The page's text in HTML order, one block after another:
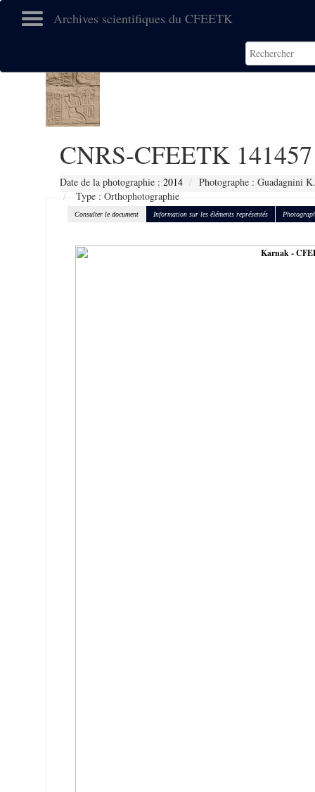
Archives scientifiques du CFEETK
CNRS-CFEETK 141457
Date de la photographie : 2014
Photographe : Guadagnini K.
Type : Orthophotographie
Consulter le document Information sur les éléments représentés